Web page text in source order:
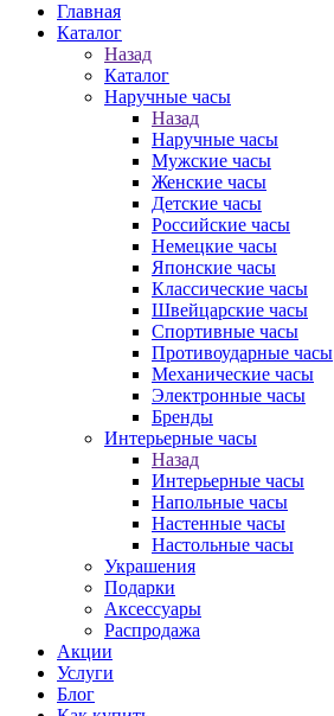
Главная
Каталог
Назад
Каталог
Наручные часы
Назад
Наручные часы
Мужские часы
Женские часы
Детские часы
Российские часы
Немецкие часы
Японские часы
Классические часы
Швейцарские часы
Спортивные часы
Противоударные часы
Механические часы
Электронные часы
Бренды
Интерьерные часы
Назад
Интерьерные часы
Напольные часы
Настенные часы
Настольные часы
Украшения
Подарки
Аксессуары
Распродажа
Акции
Услуги
Блог